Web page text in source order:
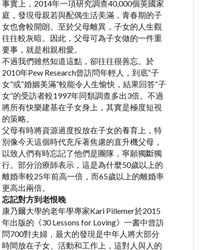
事實上，2014年一項研究調查40,000個英國家
庭，發現母親若與配偶生活美滿，青春期的子
女也會較開朗。至於父母離異，子女的人生觀
往往較灰暗。因此，父母可為子女做的一件重
要事，就是相親相愛。
不過我們雖然知道這點，卻往往很善忘。於
2010年Pew Research曾訪問年輕人，到底“子
女”或“婚姻美滿”較能令人生愉快，結果回答“子
女”的受訪者較1997年同類調查多出3倍。不過
將所有快樂建基在子女身上，其實是極度短視
的策略。
父母有時將資源過度投放在子女的養育上，特
別像今天這個時代充斥著焦慮的直升機父母，
以致人們有時忘記了他們是團隊，寧願獨斷獨
行。部分治療師表示，這是為什麼50歲以上的
離婚率較25年前高一倍，而65歲以上的離婚率
更高出兩倍。
忘記對方到老恨晚
康乃爾大學的老年學專家Karl Pillemer於2015
年出版的《30 Lessons for Loving》一書中曾訪
問700對夫婦，最大的發現是中年人將大部分
時間放在子女、活動和工作上，這對人與人的